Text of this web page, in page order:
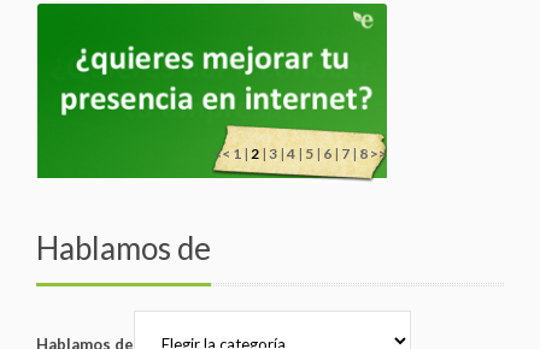
<<1| 2| 3|4|5|6| 7|8>>
Hablamos de
Hablamos de